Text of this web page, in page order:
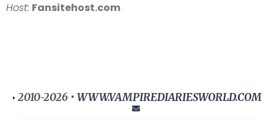
Host: Fansitehost.com
• 2010-2026 • WWW.VAMPIREDIARIESWORLD.COM